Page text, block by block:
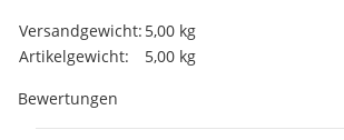
Produkteigenschaft
Wert
Versandgewicht: 5,00 kg
Artikelgewicht:
5,00 kg
Bewertungen